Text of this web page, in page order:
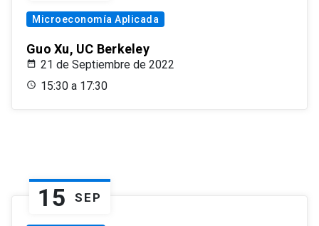
Microeconomía Aplicada
Guo Xu, UC Berkeley
21 de Septiembre de 2022
15:30 a 17:30
15 SEP